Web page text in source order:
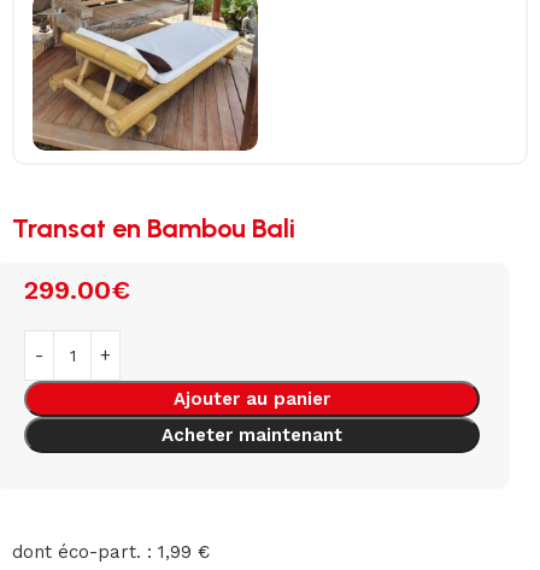
Transat en Bambou Bali
299.00€
Ajouter au panier
Acheter maintenant
dont éco-part. : 1,99 €